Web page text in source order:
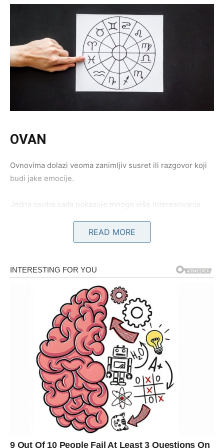
OVAN
Ovnovima dolazi veoma zanimljiv susret ili razgovor koji
budi jake emocije.
Jedna osoba sada pokazuje mnogo više interesovanja
Ljubav vam vraća uzbuđenje i osmijeh
Pred vama su veoma strastveni trenuci.
Bikovima dolazi emotivni mir i osjećaj sigurnosti.
Partner ili osoba koja vam se dopada sada jasno pokazuje
koliko joj značite.
Srce konačno osjeća toplinu i sigurnost
Pred vama su veoma nježni i posebni trenuci.
BLIZANCI
READ MORE